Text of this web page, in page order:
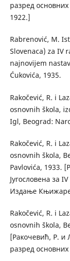
разред
1922.]
Rabrenović, M.
Slovenaca) za IV
najnovijem
Ćukovića, 1935.
Rakočević, R. i
osnovnih škola,
Igl, Beograd:
Rakočević, R. i
osnovnih škola,
Pavlovića, 1933.
Југословена за
Издање
Rakočević, R. i
osnovnih škola,
[Ракочевић, Р. и
разред